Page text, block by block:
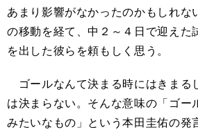
あまり影響がなかったのかもしれな
の移動を経て、中２～４日で迎えた
を出した彼らを頼もしく思う。
ゴールなんて決まる時にはきまる
は決まらない。そんな意味の「ゴー
みたいなもの」という本田圭佑の発